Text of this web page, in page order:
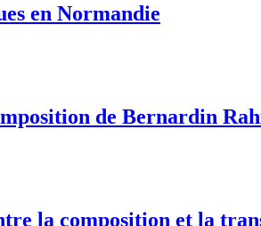
en Normandie
de Bernardin
la composition et la